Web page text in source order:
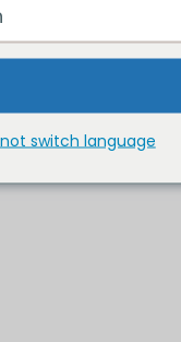
switch language